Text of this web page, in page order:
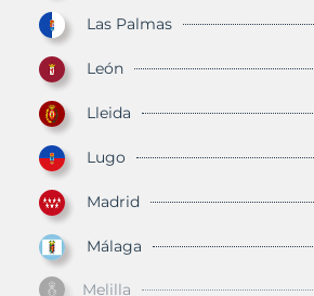
Las Palmas
León
Lleida
Lugo
Madrid
Málaga
Melilla